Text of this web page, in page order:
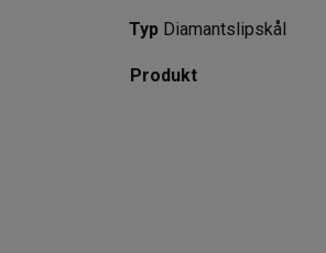
Typ Diamantslipskål
Produkt